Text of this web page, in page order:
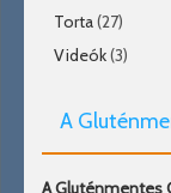
Torta(27)
Videók(3)
A
A Gluténmentes